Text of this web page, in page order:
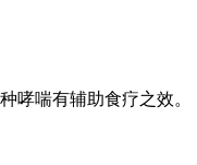
哮喘有辅助食疗之效。